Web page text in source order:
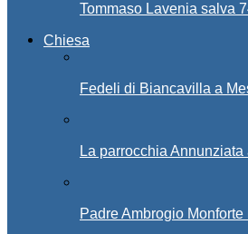
Tommaso Lavenia salva
Chiesa
Fedeli di Biancavilla a
La parrocchia
Padre Ambrogio